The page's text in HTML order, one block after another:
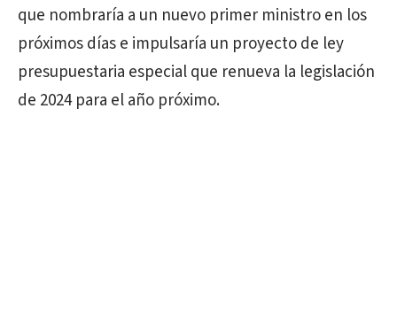
que nombraría a un nuevo primer ministro en los
próximos días e impulsaría un proyecto de ley
presupuestaria especial que renueva la legislación
de 2024 para el año próximo.